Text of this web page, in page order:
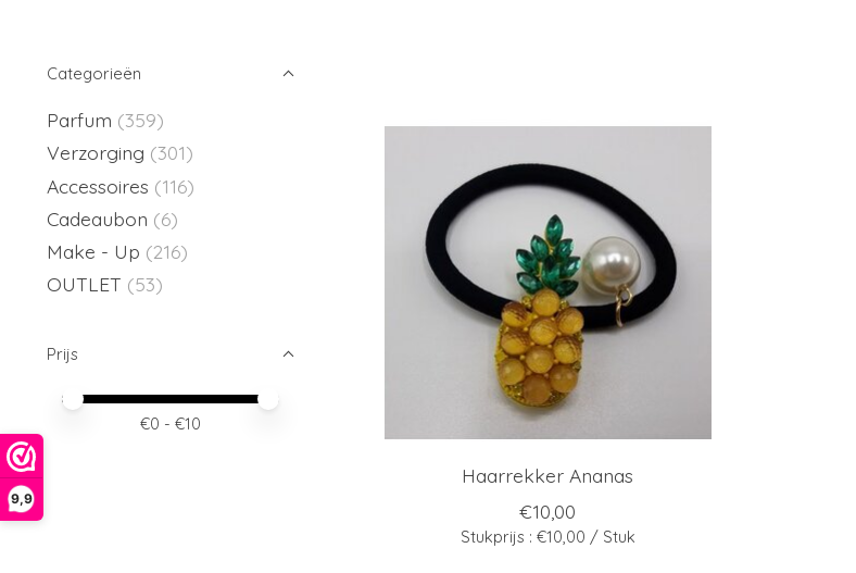
9,9
Categorieën
Parfum (359)
Verzorging (301)
Accessoires (116)
Cadeaubon (6)
Make - Up (216)
OUTLET (53)
Prijs
Minimale prijswaarde
Price maximum value
€0 - €10
Haarrekker Ananas
€10,00
Stukprijs : €10,00 / Stuk